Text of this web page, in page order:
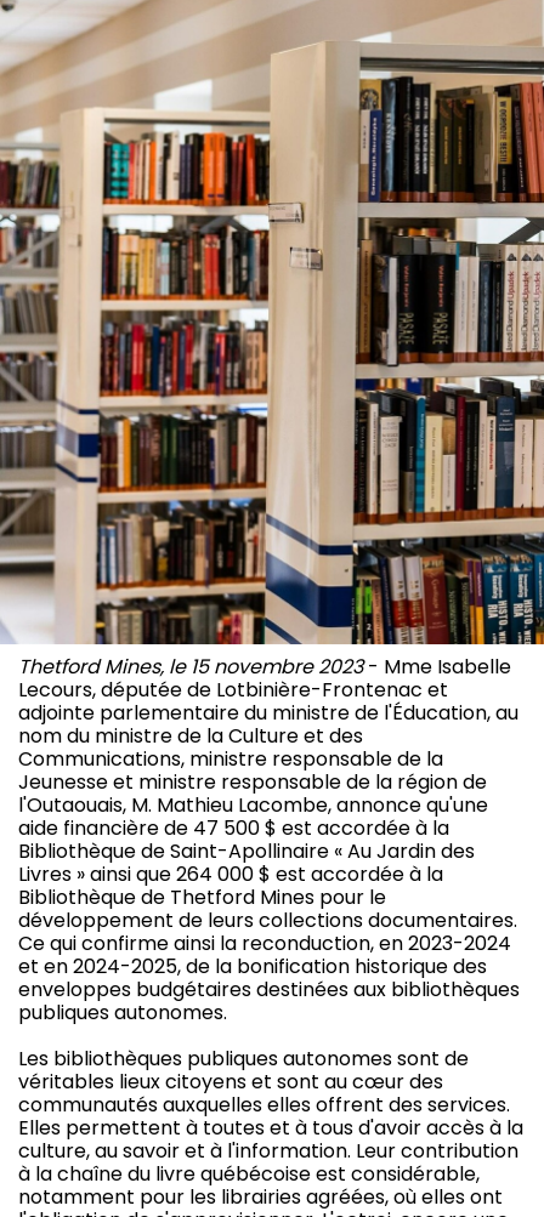
Thetford Mines, le 15 novembre 2023- Mme Isabelle
Lecours, députée de Lotbinière-Frontenac et
adjointe parlementaire du ministre de l'Éducation, au
nom du ministre de la Culture et des
Communications, ministre responsable de la
Jeunesse et ministre responsable de la région de
l'Outaouais, M. Mathieu Lacombe, annonce qu'une
aide financière de 47 500 $ est accordée à la
Bibliothèque de Saint-Apollinaire « Au Jardin des
Livres » ainsi que 264 000 $ est accordée à la
Bibliothèque de Thetford Mines pour le
développement de leurs collections documentaires.
Ce qui confirme ainsi la reconduction, en 2023-2024
et en 2024-2025, de la bonification historique des
enveloppes budgétaires destinées aux bibliothèques
publiques autonomes.
Les bibliothèques publiques autonomes sont de
véritables lieux citoyens et sont au cœur des
communautés auxquelles elles offrent des services.
Elles permettent à toutes et à tous d'avoir accès à la
culture, au savoir et à l'information. Leur contribution
à la chaîne du livre québécoise est considérable,
notamment pour les librairies agréées, où elles ont